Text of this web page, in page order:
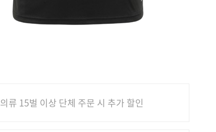
의류 15벌 이상 단체 주문 시 추가 할인